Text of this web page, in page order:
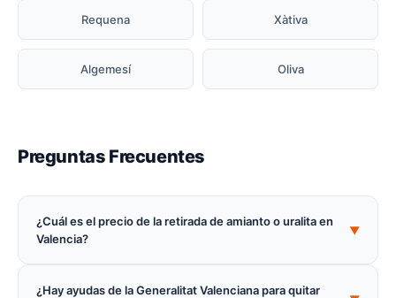
Requena Xàtiva
Algemesí Oliva
Preguntas Frecuentes
¿Cuál es el precio de la retirada de amianto o uralita en
Valencia?
▼
¿Hay ayudas de la Generalitat Valenciana para quitar